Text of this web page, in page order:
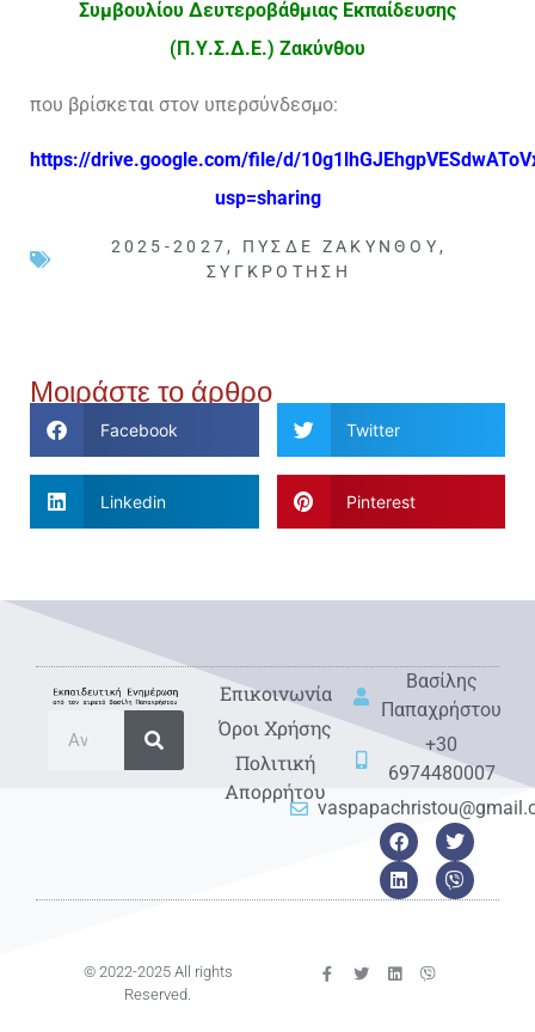
Συμβουλίου Δευτεροβάθμιας Εκπαίδευσης
(Π.Υ.Σ.Δ.Ε.) Ζακύνθου
που βρίσκεται στον υπερσύνδεσμο:
https://drive.google.com/file/d/
usp=sharing
2025-2027, ΠΥΣΔΕ ΖΑΚΎΝΘΟΥ,
ΣΥΓΚΡΌΤΗΣΗ
Μοιράστε το άρθρο
Facebook Twitter
Linkedin Pinterest
Eπικοινωνία
Όροι Χρήσης
Πολιτική
Απορρήτου
Βασίλης
Παπαχρήστου
+30
6974480007
© 2022-2025 All rights
Reserved.